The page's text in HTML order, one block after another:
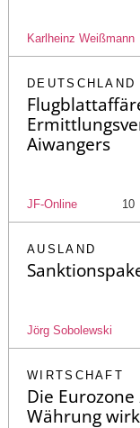
Karlheinz Weißmann
DEUTSCHLAND
Aiwangers
JF-Online 10
AUSLAND
Jörg Sobolewski
WIRTSCHAFT
Die
Währung